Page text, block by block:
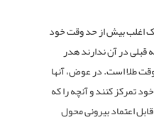
اغلب بیش از حد وقت خود
قبلی در آن ندارند هدر
طلا است. در عوض، آنها
تمرکز کنند و آنچه را که
اعتماد بیرونی محول